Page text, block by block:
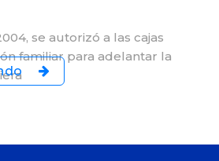
se autorizó a las cajas
familiar para adelantar la